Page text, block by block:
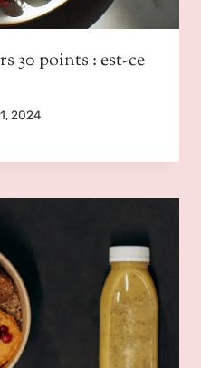
30 points : est-ce
2024